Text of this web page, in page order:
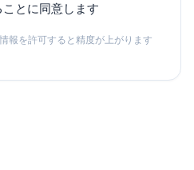
とに同意します
報を許可すると精度が上がります